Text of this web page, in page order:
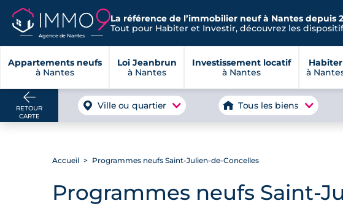
Agence de Nantes
La référence de l’immobilier neuf à Nantes depuis
Tout pour Habiter et Investir, découvrez les
Appartements neufs
à Nantes
Loi Jeanbrun
à Nantes
Investissement locatif
à Nantes
Habiter
à
RETOUR
CARTE
Ville ou quartier Tous les biens
Accueil Programmes neufs Saint-Julien-de-Concelles
Programmes neufs Saint-